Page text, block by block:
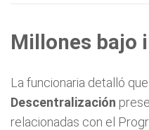
Millones bajo
La funcionaria detalló
Descentralización
relacionadas con el